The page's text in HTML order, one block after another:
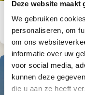
Deze website maakt
We gebruiken
personaliseren, om
om ons
informatie over uw
voor social media,
kunnen deze
die u aan ze heeft
5
familiereis in